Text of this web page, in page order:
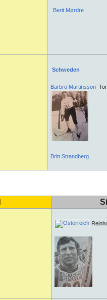
Berit Mørdre
Schweden
Barbro Martinsson
Britt Strandberg